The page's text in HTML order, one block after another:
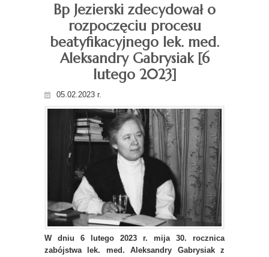
Bp Jezierski zdecydował o
rozpoczęciu procesu
beatyfikacyjnego lek. med.
Aleksandry Gabrysiak [6
lutego 2023]
05.02.2023 r.
W dniu 6 lutego 2023 r. mija 30. rocznica
zabójstwa lek. med. Aleksandry Gabrysiak z